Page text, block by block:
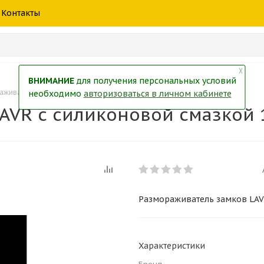
Контакты
замков LAVR с силиконовой смазкой 140мл
с силиконовой смазкой
Размораживатель замков
Характеристики
╳
ВНИМАНИЕдля получения персональных условий
необходимо авторизоваться в личном кабинете